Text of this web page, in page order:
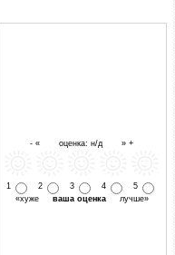
- « оценка: н/д » +
1 2 3 4
5
«хуже ваша оценкалучше»